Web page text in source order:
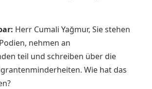
Herr Cumali Yağmur, Sie stehen
nehmen an
teil und schreiben über die
Wie hat das